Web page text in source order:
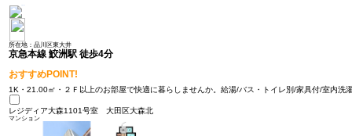
所在地：品川区東大井
京急本線 鮫洲駅 徒歩4分
おすすめPOINT!
1K・21.00㎡・２Ｆ以上のお部屋で快適に暮らしませんか。給湯/バス・トイレ別/家具付/室内洗
レジディア大森1101号室 大田区大森北
マンション